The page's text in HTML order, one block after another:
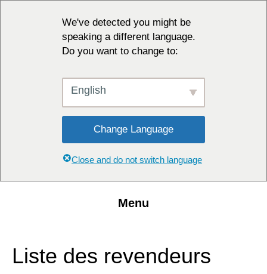
We've detected you might be
speaking a different language.
Do you want to change to:
English
Change Language
Close and do not switch language
Menu
Liste des revendeurs